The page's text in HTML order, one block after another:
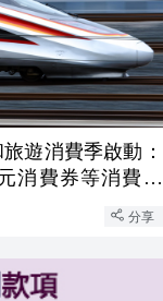
遊消費季啟動：
消費券等消費補
分享